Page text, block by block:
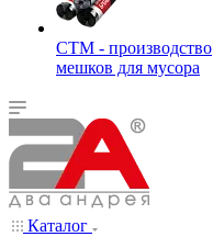
СТМ - производство
мешков для мусора
Каталог